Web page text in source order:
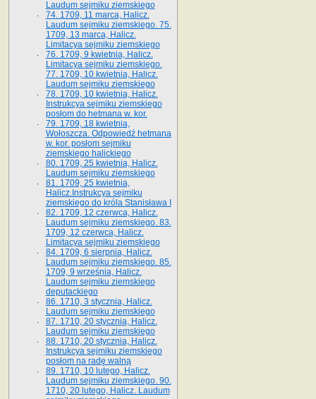
Laudum sejmiku ziemskiego
74. 1709, 11 marca, Halicz.
Laudum sejmiku ziemskiego. 75.
1709, 13 marca, Halicz.
Limitacya sejmiku ziemskiego
76. 1709, 9 kwietnia, Halicz.
Limitacya sejmiku ziemskiego.
77. 1709, 10 kwietnia, Halicz.
Laudum sejmiku ziemskiego
78. 1709, 10 kwietnia, Halicz.
Instrukcya sejmiku ziemskiego
posłom do hetmana w. kor.
79. 1709, 18 kwietnia,
Wołoszcza. Odpowiedź hetmana
w. kor. posłom sejmiku
ziemskiego halickiego
80. 1709, 25 kwietnia, Halicz.
Laudum sejmiku ziemskiego
81. 1709, 25 kwietnia,
Halicz.Instrukcya sejmiku
ziemskiego do króla Stanisława I
82. 1709, 12 czerwca, Halicz.
Laudum sejmiku ziemskiego. 83.
1709, 12 czerwca, Halicz.
Limitacya sejmiku ziemskiego
84. 1709, 6 sierpnia, Halicz.
Laudum sejmiku ziemskiego. 85.
1709, 9 września, Halicz.
Laudum sejmiku ziemskiego
deputackiego
86. 1710, 3 stycznia, Halicz.
Laudum sejmiku ziemskiego
87. 1710, 20 stycznia, Halicz.
Laudum sejmiku ziemskiego
88. 1710, 20 stycznia, Halicz.
Instrukcya sejmiku ziemskiego
posłom na radę walną
89. 1710, 10 lutego, Halicz.
Laudum sejmiku ziemskiego. 90.
1710, 20 lutego, Halicz. Laudum